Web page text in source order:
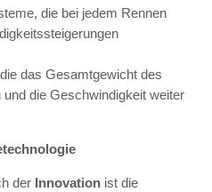
die bei jedem Rennen
das Gesamtgewicht des
die Geschwindigkeit weiter
der Innovation ist die